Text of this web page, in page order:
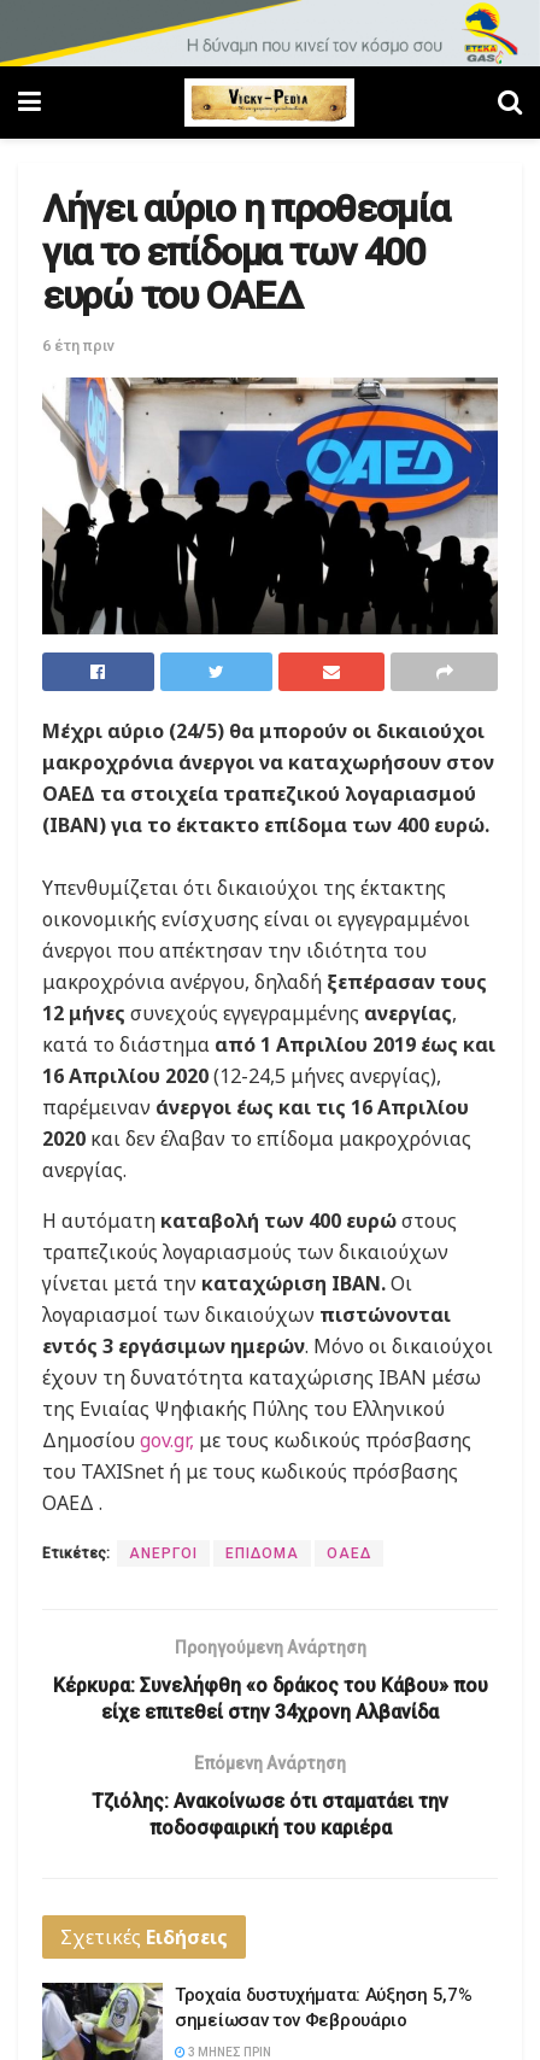
Λήγει αύριο η προθεσμία
για το επίδομα των 400
ευρώ του ΟΑΕΔ
6 έτη πριν
Μέχρι αύριο (24/5) θα μπορούν οι δικαιούχοι
μακροχρόνια άνεργοι να καταχωρήσουν στον
ΟΑΕΔ τα στοιχεία τραπεζικού λογαριασμού
(IBAN) για το έκτακτο επίδομα των 400 ευρώ.
Υπενθυμίζεται ότι δικαιούχοι της έκτακτης
οικονομικής ενίσχυσης είναι οι εγγεγραμμένοι
άνεργοι που απέκτησαν την ιδιότητα του
μακροχρόνια ανέργου, δηλαδή ξεπέρασαν τους
12 μήνες συνεχούς εγγεγραμμένης ανεργίας,
κατά το διάστημα από 1 Απριλίου 2019 έως και
16 Απριλίου 2020(12-24,5 μήνες ανεργίας),
παρέμειναν άνεργοι έως και τις 16 Απριλίου
2020 και δεν έλαβαν το επίδομα μακροχρόνιας
ανεργίας.
Η αυτόματη καταβολή των 400 ευρώστους
τραπεζικούς λογαριασμούς των δικαιούχων
γίνεται μετά την καταχώριση IBAN.Οι
λογαριασμοί των δικαιούχων πιστώνονται
εντός 3 εργάσιμων ημερών. Μόνο οι δικαιούχοι
έχουν τη δυνατότητα καταχώρισης ΙΒΑΝ μέσω
της Ενιαίας Ψηφιακής Πύλης του Ελληνικού
Δημοσίου gov.gr, με τους κωδικούς πρόσβασης
του TAXISnet ή με τους κωδικούς πρόσβασης
ΟΑΕΔ .
Ετικέτες: ΑΝΕΡΓΟΙ ΕΠΙΔΟΜΑ ΟΑΕΔ
Προηγούμενη Ανάρτηση
Κέρκυρα: Συνελήφθη «ο δράκος του Κάβου» που
είχε επιτεθεί στην 34χρονη Αλβανίδα
Επόμενη Ανάρτηση
Τζιόλης: Ανακοίνωσε ότι σταματάει την
ποδοσφαιρική του καριέρα
Σχετικές Ειδήσεις
Τροχαία δυστυχήματα: Αύξηση 5,7%
σημείωσαν τον Φεβρουάριο
3 ΜΉΝΕΣ ΠΡΙΝ